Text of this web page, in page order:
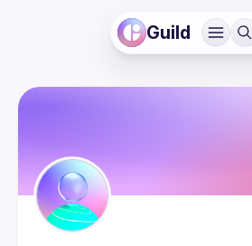
Guild